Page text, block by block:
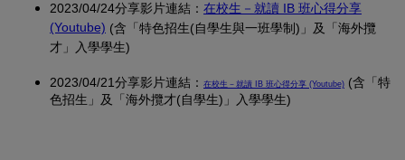
2023/04/24分享影片連結： 在校生－就讀 IB 班心得分享
(Youtube) (另開新視窗)
(含「特色招生(自學生與一班學制)」及「海外攬
才」入學學生)
2023/04/21分享影片連結： 在校生－就讀 IB 班心得分享 (Youtube) (另開新視窗)
(含「特
色招生」及「海外攬才(自學生)」入學學生)